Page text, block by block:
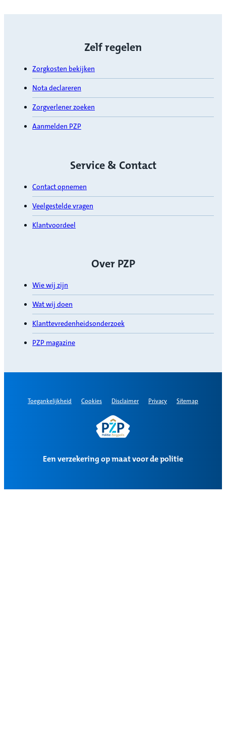
Zelf regelen
Zorgkosten bekijken
Nota declareren
Zorgverlener zoeken
Aanmelden PZP
Service & Contact
Contact opnemen
Veelgestelde vragen
Klantvoordeel
Over PZP
Wie wij zijn
Wat wij doen
Klanttevredenheidsonderzoek
PZP magazine
Toegankelijkheid Cookies Disclaimer Privacy Sitemap
Een verzekering op maat voor de politie